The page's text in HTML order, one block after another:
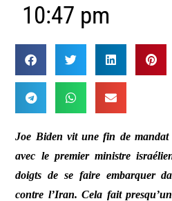
10:47 pm
Joe Biden vit une fin de mandat
avec le premier ministre
doigts de se faire embarquer
contre l’Iran. Cela fait